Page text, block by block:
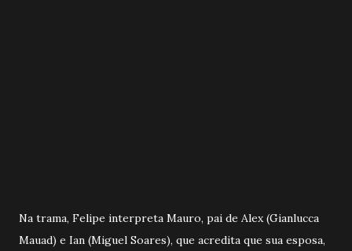
Na trama, Felipe interpreta Mauro, pai de Alex (Gianlucca
Mauad) e Ian (Miguel Soares), que acredita que sua esposa,